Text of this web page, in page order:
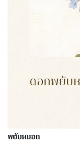
พยับหมอก